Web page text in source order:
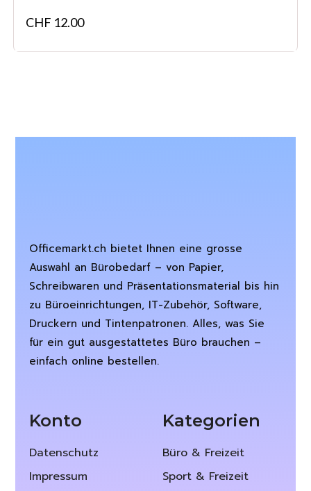
CHF 12.00
Officemarkt.ch bietet Ihnen eine grosse
Auswahl an Bürobedarf – von Papier,
Schreibwaren und Präsentationsmaterial bis hin
zu Büroeinrichtungen, IT-Zubehör, Software,
Druckern und Tintenpatronen. Alles, was Sie
für ein gut ausgestattetes Büro brauchen –
einfach online bestellen.
Konto
Datenschutz
Impressum
Kategorien
Büro & Freizeit
Sport & Freizeit